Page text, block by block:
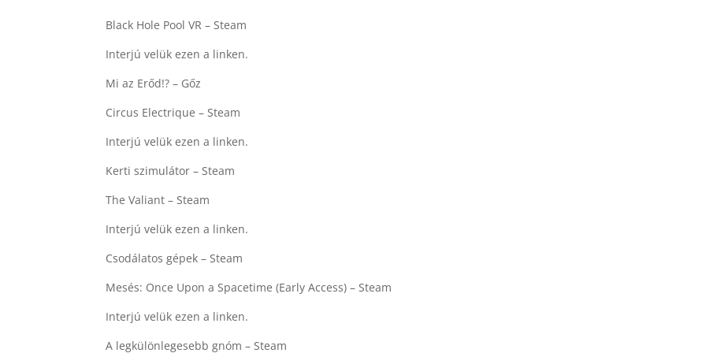
Black Hole Pool VR – Steam
Interjú velük ezen a linken.
Mi az Erőd!? – Gőz
Circus Electrique – Steam
Interjú velük ezen a linken.
Kerti szimulátor – Steam
The Valiant – Steam
Interjú velük ezen a linken.
Csodálatos gépek – Steam
Mesés: Once Upon a Spacetime (Early Access) – Steam
Interjú velük ezen a linken.
A legkülönlegesebb gnóm – Steam